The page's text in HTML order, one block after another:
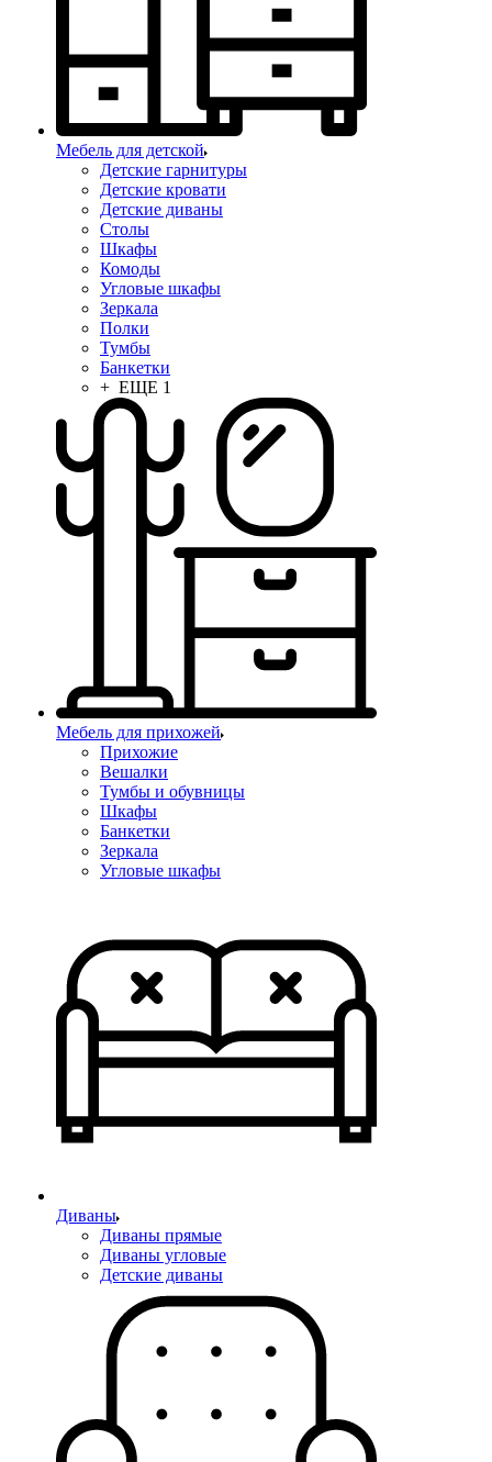
Мебель для детской
Детские гарнитуры
Детские кровати
Детские диваны
Столы
Шкафы
Комоды
Угловые шкафы
Зеркала
Полки
Тумбы
Банкетки
+ ЕЩЕ 1
Мебель для прихожей
Прихожие
Вешалки
Тумбы и обувницы
Шкафы
Банкетки
Зеркала
Угловые шкафы
Диваны
Диваны прямые
Диваны угловые
Детские диваны